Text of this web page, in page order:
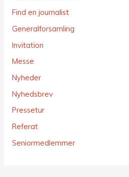
Find en journalist
Generalforsamling
Invitation
Messe
Nyheder
Nyhedsbrev
Pressetur
Referat
Seniormedlemmer